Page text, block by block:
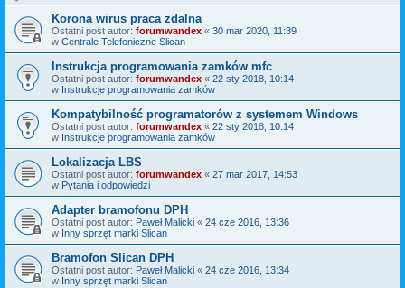
Korona wirus praca zdalna
Ostatni post autor: forumwandex « 30 mar 2020, 11:39
w Centrale Telefoniczne Slican
Instrukcja programowania zamków mfc
Ostatni post autor: forumwandex « 22 sty 2018, 10:14
w Instrukcje programowania zamków
Kompatybilność programatorów z systemem Windows
Ostatni post autor: forumwandex « 22 sty 2018, 10:14
w Instrukcje programowania zamków
Lokalizacja LBS
Ostatni post autor: forumwandex « 27 mar 2017, 14:53
w Pytania i odpowiedzi
Adapter bramofonu DPH
Ostatni post autor: Paweł Malicki « 24 cze 2016, 13:36
w Inny sprzęt marki Slican
Bramofon Slican DPH
Ostatni post autor: Paweł Malicki « 24 cze 2016, 13:34
w Inny sprzęt marki Slican